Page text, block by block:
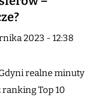
2023 - 12:38
realne minuty
Top 10